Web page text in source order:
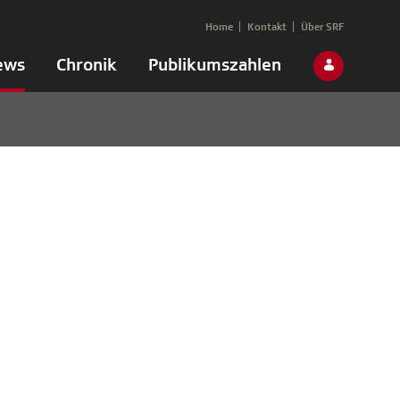
Chronik Publikumszahlen
Home Kontakt Über SRF